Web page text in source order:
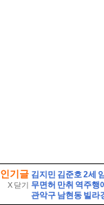
인기글
X 닫기